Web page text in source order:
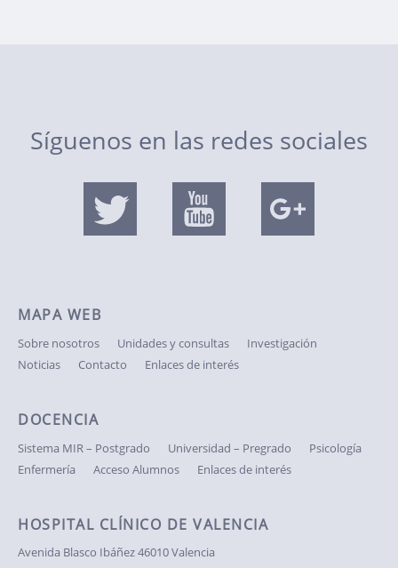
Síguenos en las redes sociales
HOSPITAL CLÍNICO DE VALENCIA
Avenida Blasco Ibáñez46010 Valencia
MAPA WEB
Sobre nosotros Unidades y consultas
Investigación
Noticias
Contacto Enlaces de interés
DOCENCIA
Sistema MIR – Postgrado Universidad – Pregrado
Psicología
Enfermería
Acceso Alumnos Enlaces de interés